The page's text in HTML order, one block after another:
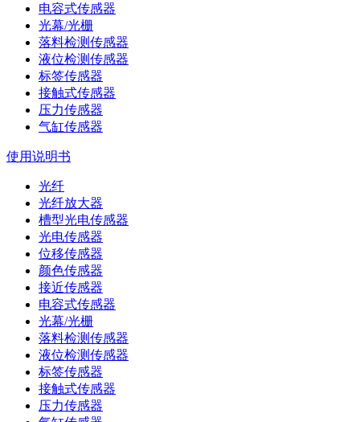
电容式传感器
光幕/光栅
落料检测传感器
液位检测传感器
标签传感器
接触式传感器
压力传感器
气缸传感器
使用说明书
光纤
光纤放大器
槽型光电传感器
光电传感器
位移传感器
颜色传感器
接近传感器
电容式传感器
光幕/光栅
落料检测传感器
液位检测传感器
标签传感器
接触式传感器
压力传感器